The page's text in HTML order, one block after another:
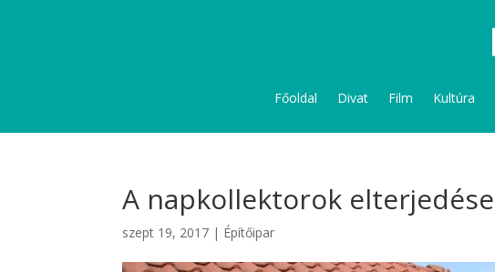
Főoldal Divat Film Kultúra
A napkollektorok elterjedése
szept 19, 2017 | Építőipar